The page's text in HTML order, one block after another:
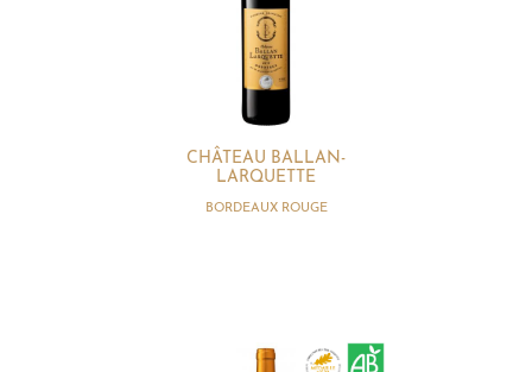
CHÂTEAU BALLAN-
LARQUETTE
BORDEAUX ROUGE